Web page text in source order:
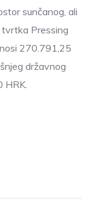
sunčanog, ali
Pressing
270.791,25
državnog
HRK.